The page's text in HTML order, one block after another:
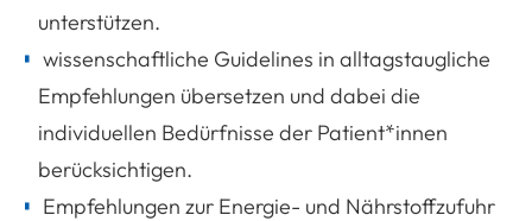
unterstützen.
wissenschaftliche Guidelines in alltagstaugliche
Empfehlungen übersetzen und dabei die
individuellen Bedürfnisse der Patient*innen
berücksichtigen.
Empfehlungen zur Energie- und Nährstoffzufuhr